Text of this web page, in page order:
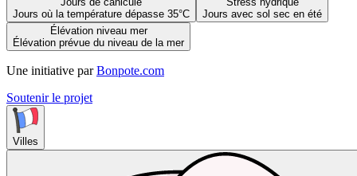
Jours où la température dépasse 35°C
Jours avec sol sec en été
Élévation niveau mer
Élévation prévue du niveau de la mer
Une initiative par Bonpote.com
Soutenir le projet
Villes